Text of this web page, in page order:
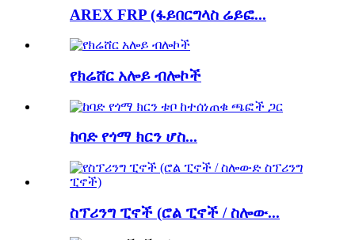
AREX FRP (ፋይበርግላስ ሬይፎ...
የክሬሸር አሎይ ብሎኮች
ከባድ የጎማ ክርን ሆስ...
ስፕሪንግ ፒኖች (ሮል ፒኖች / ስሎው...